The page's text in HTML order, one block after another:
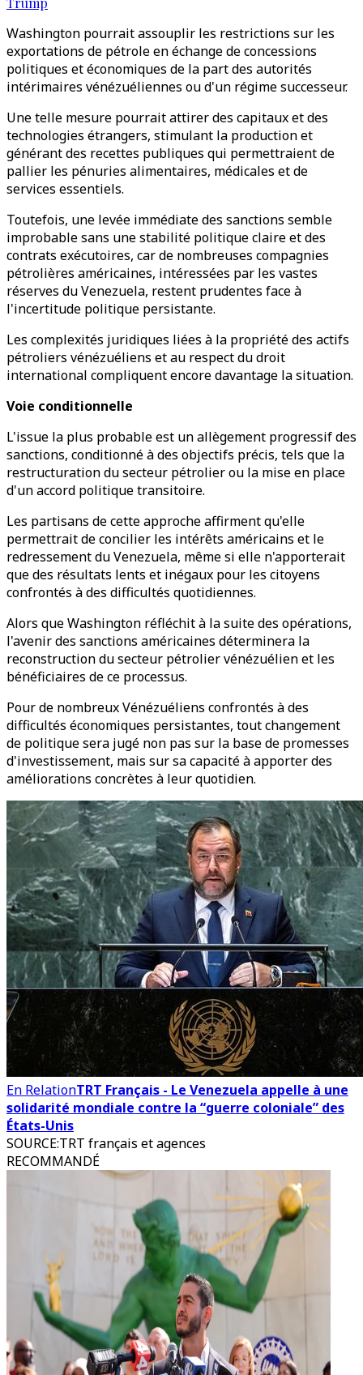
Washington pourrait assouplir les restrictions sur les
exportations de pétrole en échange de concessions
politiques et économiques de la part des autorités
intérimaires vénézuéliennes ou d'un régime successeur.
Une telle mesure pourrait attirer des capitaux et des
technologies étrangers, stimulant la production et
générant des recettes publiques qui permettraient de
pallier les pénuries alimentaires, médicales et de
services essentiels.
Toutefois, une levée immédiate des sanctions semble
improbable sans une stabilité politique claire et des
contrats exécutoires, car de nombreuses compagnies
pétrolières américaines, intéressées par les vastes
réserves du Venezuela, restent prudentes face à
l'incertitude politique persistante.
Les complexités juridiques liées à la propriété des actifs
pétroliers vénézuéliens et au respect du droit
international compliquent encore davantage la situation.
Voie conditionnelle
L'issue la plus probable est un allègement progressif des
sanctions, conditionné à des objectifs précis, tels que la
restructuration du secteur pétrolier ou la mise en place
d'un accord politique transitoire.
Les partisans de cette approche affirment qu'elle
permettrait de concilier les intérêts américains et le
redressement du Venezuela, même si elle n'apporterait
que des résultats lents et inégaux pour les citoyens
confrontés à des difficultés quotidiennes.
Alors que Washington réfléchit à la suite des opérations,
l'avenir des sanctions américaines déterminera la
reconstruction du secteur pétrolier vénézuélien et les
bénéficiaires de ce processus.
Pour de nombreux Vénézuéliens confrontés à des
difficultés économiques persistantes, tout changement
de politique sera jugé non pas sur la base de promesses
d'investissement, mais sur sa capacité à apporter des
améliorations concrètes à leur quotidien.
En RelationTRT Français - Le Venezuela appelle à une
solidarité mondiale contre la “guerre coloniale” des
États-Unis
SOURCE:TRT français et agences
RECOMMANDÉ